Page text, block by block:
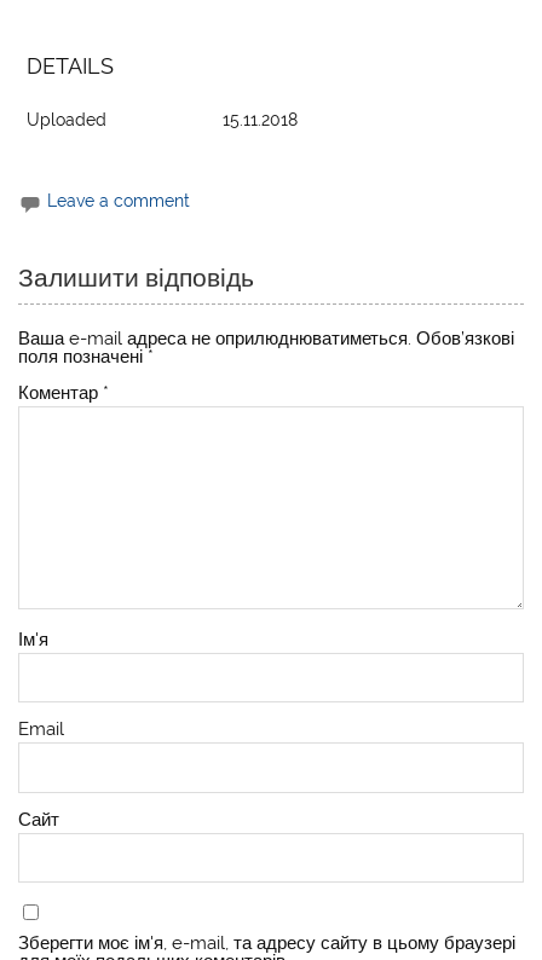
DETAILS
Uploaded 15.11.2018
Leave a comment
Залишити відповідь
Ваша e-mail адреса не оприлюднюватиметься. Обов’язкові
поля позначені *
Коментар *
Ім'я
Email
Сайт
Зберегти моє ім'я, e-mail, та адресу сайту в цьому браузері